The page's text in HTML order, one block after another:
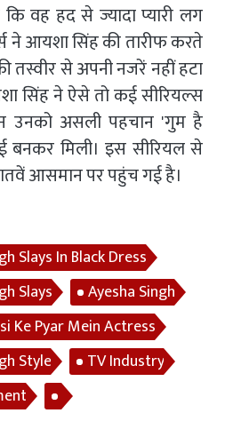
वह हद से ज्यादा प्यारी लग
ने आयशा सिंह की तारीफ करते
तस्वीर से अपनी नजरें नहीं हटा
सिंह ने ऐसे तो कई सीरियल्स
उनको असली पहचान 'गुम है
बनकर मिली। इस सीरियल से
आसमान पर पहुंच गई है।
Slays In Black Dress
Slays
Ayesha Singh
Ke Pyar Mein Actress
Style
TV Industry